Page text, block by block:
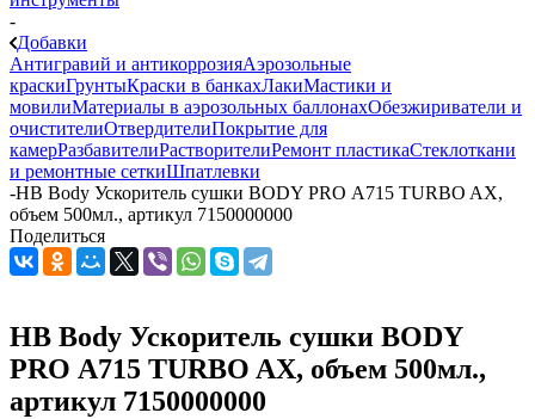
-
Добавки
Антигравий и антикоррозияАэрозольные
краскиГрунтыКраски в банкахЛакиМастики и
мовилиМатериалы в аэрозольных баллонахОбезжириватели и
очистителиОтвердителиПокрытие для
камерРазбавителиРастворителиРемонт пластикаСтеклоткани
и ремонтные сеткиШпатлевки
-HB Body Ускоритель сушки BODY PRO А715 TURBO AX,
объем 500мл., артикул 7150000000
Поделиться
HB Body Ускоритель сушки BODY
PRO А715 TURBO AX, объем 500мл.,
артикул 7150000000